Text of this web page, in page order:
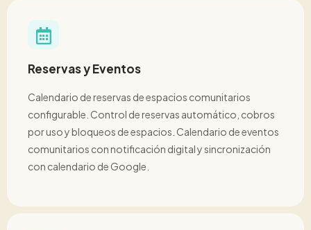
Reservas y Eventos
Calendario de reservas de espacios comunitarios
configurable. Control de reservas automático, cobros
por uso y bloqueos de espacios. Calendario de eventos
comunitarios con notificación digital y sincronización
con calendario de Google.